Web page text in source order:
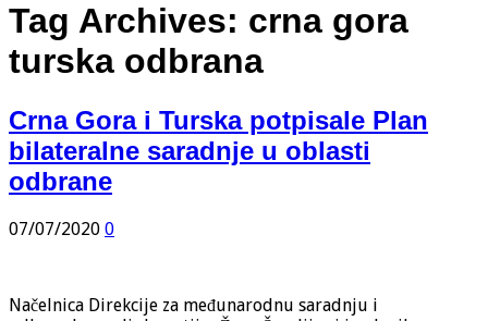
Tag Archives: crna gora
turska odbrana
Crna Gora i Turska potpisale Plan
bilateralne saradnje u oblasti
odbrane
07/07/2020 0
Načelnica Direkcije za međunarodnu saradnju i